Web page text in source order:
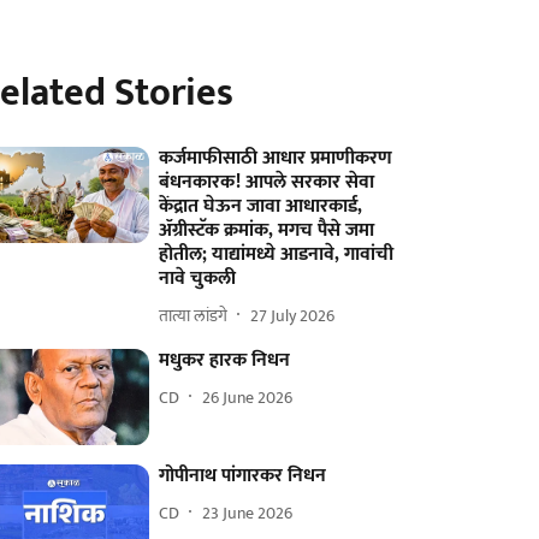
Stories
कर्जमाफीसाठी आधार प्रमाणीकरण
बंधनकारक! आपले सरकार सेवा
केंद्रात घेऊन जावा आधारकार्ड,
ॲग्रीस्टॅक क्रमांक, मगच पैसे जमा
होतील; याद्यांमध्ये आडनावे, गावांची
नावे चुकली
तात्या लांडगे 27 July 2026
मधुकर हारक निधन
CD 26 June 2026
गोपीनाथ पांगारकर निधन
CD 23 June 2026